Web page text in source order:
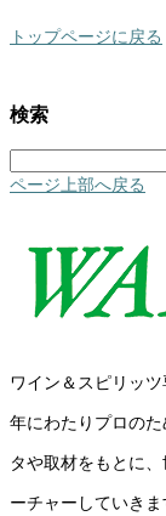
トップページに戻る
検索
索:
ページ上部へ戻る
ワイン＆スピリッ
年にわたりプロの
タや取材をもとに
ーチャーしていきま